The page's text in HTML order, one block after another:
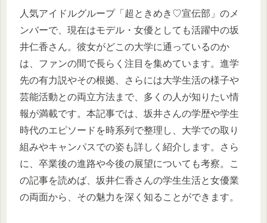
人気アイドルグループ「超ときめき♡宣伝部」のメ
ンバーで、現在はモデル・女優としても活躍中の坂
井仁香さん。彼女がどこの大学に通っているのか
は、ファンの間で長らく注目を集めています。進学
先の有力説やその根拠、さらには大学生活の様子や
芸能活動との両立方法まで、多くの人が知りたい情
報が満載です。本記事では、坂井さんの学歴や学生
時代のエピソードを時系列で整理し、大学での取り
組みやキャンパスでの姿も詳しく紹介します。さら
に、卒業後の進路や今後の展望についても考察。こ
の記事を読めば、坂井仁香さんの学生生活と女優業
の両面から、その魅力を深く知ることができます。